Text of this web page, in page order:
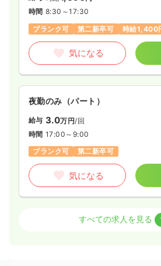
時間 8:30～17:30
ブランク可
第二新卒可 時給1,400
気になる
夜勤のみ（パート）
給与 3.0万円/回
時間 17:00～9:00
ブランク可
第二新卒可
気になる
すべての求人を見る